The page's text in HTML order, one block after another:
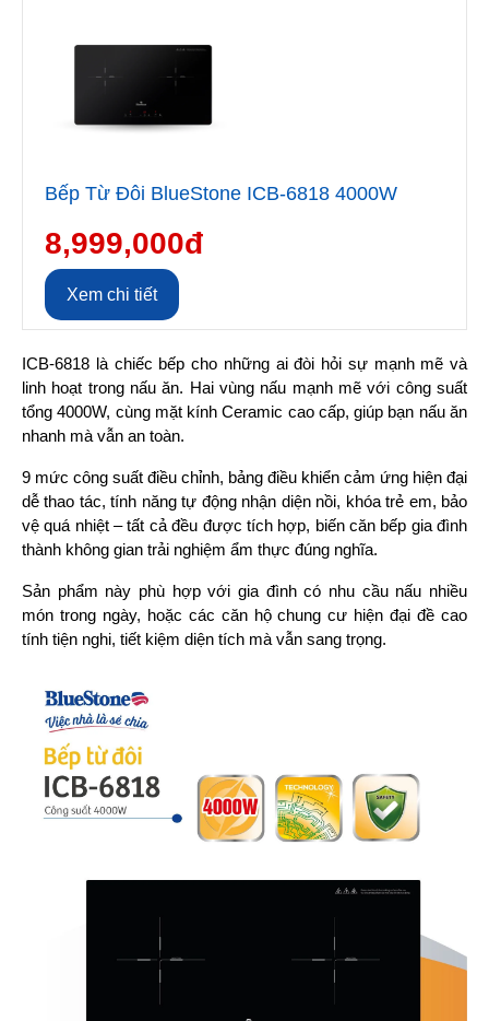
Bếp Từ Đôi BlueStone ICB-6818 4000W
8,999,000đ
Xem chi tiết
ICB-6818 là chiếc bếp cho những ai đòi hỏi sự mạnh mẽ và
linh hoạt trong nấu ăn. Hai vùng nấu mạnh mẽ với công suất
tổng 4000W, cùng mặt kính Ceramic cao cấp, giúp bạn nấu ăn
nhanh mà vẫn an toàn.
9 mức công suất điều chỉnh, bảng điều khiển cảm ứng hiện đại
dễ thao tác, tính năng tự động nhận diện nồi, khóa trẻ em, bảo
vệ quá nhiệt – tất cả đều được tích hợp, biến căn bếp gia đình
thành không gian trải nghiệm ẩm thực đúng nghĩa.
Sản phẩm này phù hợp với gia đình có nhu cầu nấu nhiều
món trong ngày, hoặc các căn hộ chung cư hiện đại đề cao
tính tiện nghi, tiết kiệm diện tích mà vẫn sang trọng.